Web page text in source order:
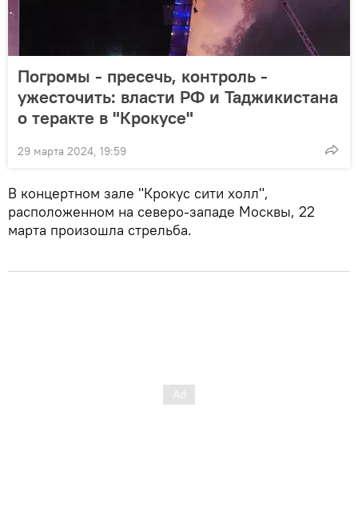
Погромы - пресечь, контроль -
ужесточить: власти РФ и Таджикистана
о теракте в "Крокусе"
29 марта 2024, 19:59
В концертном зале "Крокус сити холл",
расположенном на северо-западе Москвы, 22
марта произошла стрельба.